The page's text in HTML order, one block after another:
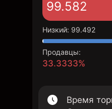
99.582
Низкий: 99.492
Продавцы:
33.3333%
Время